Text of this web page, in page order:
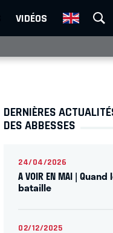
VIDÉOS
DERNIÈRES
DES ABBESSES
24/04/2026
A VOIR EN MAI |
bataille
02/12/2025